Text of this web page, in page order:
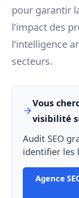
pour garantir
l’impact des
l’intelligence
secteurs.
Vous
visibilité
Audit SEO
identifier les
Agence